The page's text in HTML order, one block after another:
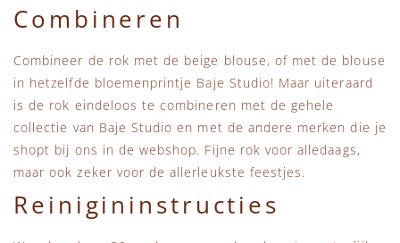
Combineren
Combineer de rok met de beige blouse, of met de blouse
in hetzelfde bloemenprintje Baje Studio! Maar uiteraard
is de rok eindeloos te combineren met de gehele
collectie van Baje Studio en met de andere merken die je
shopt bij ons in de webshop. Fijne rok voor alledaags,
maar ook zeker voor de allerleukste feestjes.
Reinigininstructies